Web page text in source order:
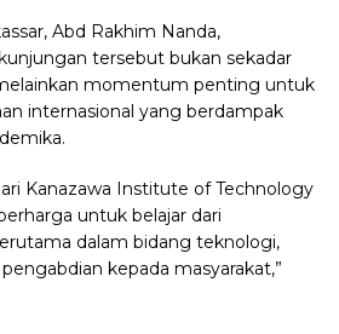
Abd Rakhim Nanda,
tersebut bukan sekadar
momentum penting untuk
internasional yang berdampak
Kanazawa Institute of Technology
untuk belajar dari
dalam bidang teknologi,
kepada masyarakat,”